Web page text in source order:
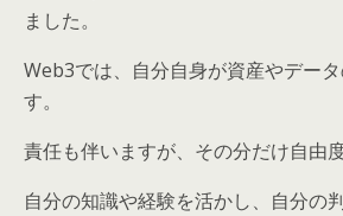
ました。
Web3では、自分自身が資産やデー
す。
責任も伴いますが、その分だけ自由
自分の知識や経験を活かし、自分の